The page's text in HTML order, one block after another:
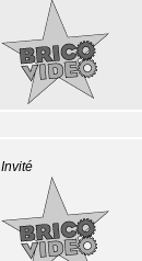
Invité